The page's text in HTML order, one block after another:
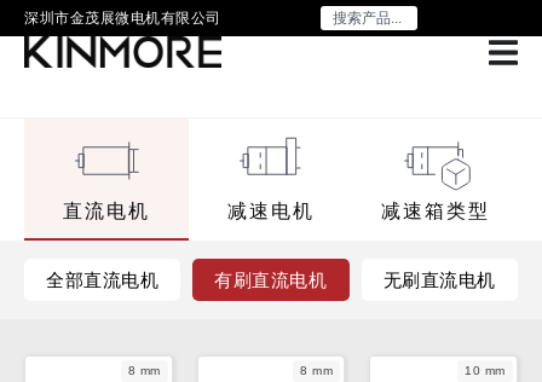
深圳市金茂展微电机有限公司
直流电机 减速电机 减速箱类型
全部直流电机 有刷直流电机 无刷直流电机
8 mm 8 mm 10 mm